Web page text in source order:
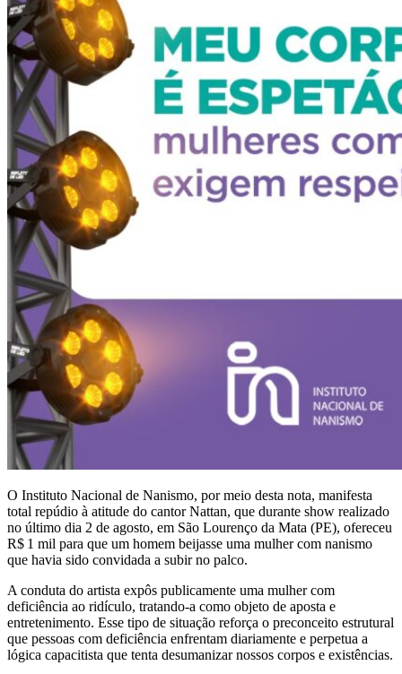
O Instituto Nacional de Nanismo, por meio desta nota, manifesta
total repúdio à atitude do cantor Nattan, que durante show realizado
no último dia 2 de agosto, em São Lourenço da Mata (PE), ofereceu
R$ 1 mil para que um homem beijasse uma mulher com nanismo
que havia sido convidada a subir no palco.
A conduta do artista expôs publicamente uma mulher com
deficiência ao ridículo, tratando-a como objeto de aposta e
entretenimento. Esse tipo de situação reforça o preconceito estrutural
que pessoas com deficiência enfrentam diariamente e perpetua a
lógica capacitista que tenta desumanizar nossos corpos e existências.